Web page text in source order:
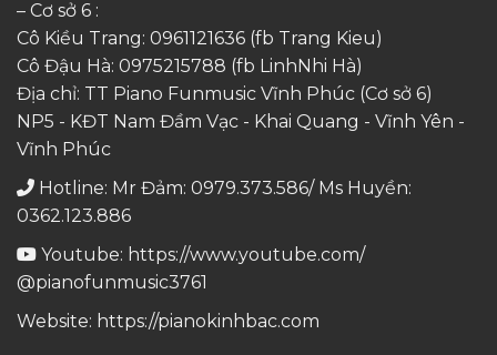
– Cơ sở 6 :
Cô Kiều Trang: 0961121636 (fb Trang Kieu)
Cô Đậu Hà: 0975215788 (fb LinhNhi Hà)
Địa chỉ: TT Piano Funmusic Vĩnh Phúc (Cơ sở 6)
NP5 - KĐT Nam Đầm Vạc - Khai Quang - Vĩnh Yên -
Vĩnh Phúc
Hotline: Mr Đảm: 0979.373.586/ Ms Huyền:
0362.123.886
Youtube: https://www.youtube.com/
@pianofunmusic3761
Website: https://pianokinhbac.com